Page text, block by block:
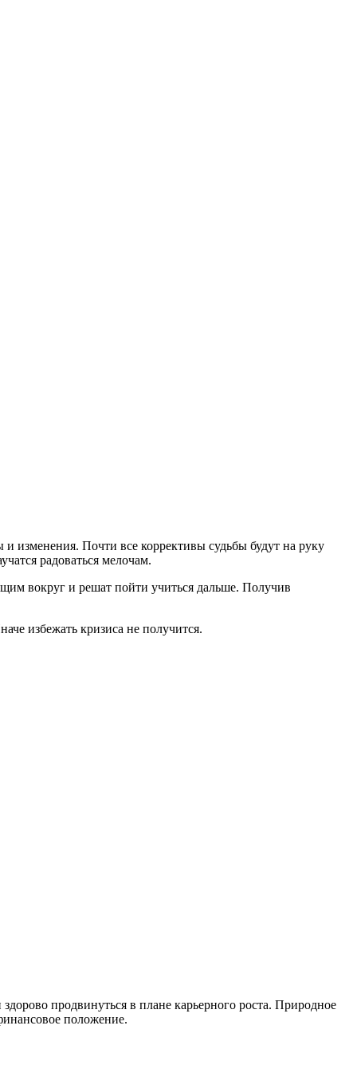
изменения. Почти все коррективы судьбы будут на руку
радоваться мелочам.
вокруг и решат пойти учиться дальше. Получив
избежать кризиса не получится.
продвинуться в плане карьерного роста. Природное
положение.